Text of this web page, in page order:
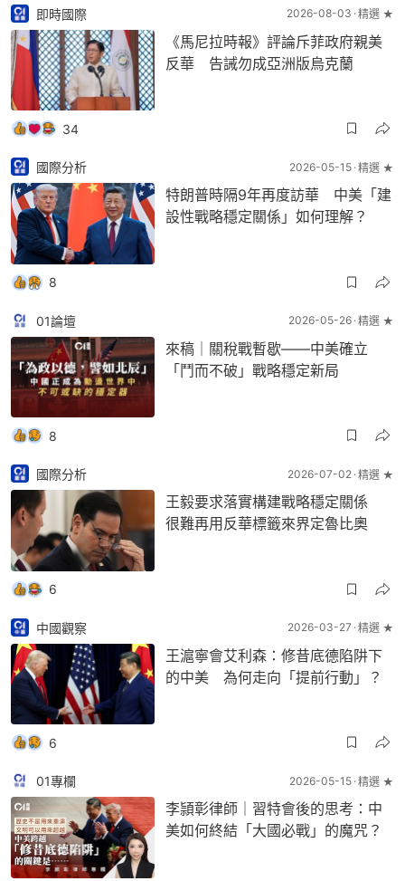
即時國際 2026-08-03 精選 ★
《馬尼拉時報》評論斥菲政府親美
反華 告誡勿成亞洲版烏克蘭
34
國際分析 2026-05-15 精選 ★
特朗普時隔9年再度訪華 中美「建
設性戰略穩定關係」如何理解？
8
01論壇 2026-05-26 精選 ★
來稿｜關稅戰暫歇——中美確立
「鬥而不破」戰略穩定新局
8
國際分析 2026-07-02 精選 ★
王毅要求落實構建戰略穩定關係
很難再用反華標籤來界定魯比奧
6
中國觀察 2026-03-27 精選 ★
王滬寧會艾利森：修昔底德陷阱下
的中美 為何走向「提前行動」？
6
01專欄 2026-05-15 精選 ★
李頴彰律師｜習特會後的思考：中
美如何終結「大國必戰」的魔咒？